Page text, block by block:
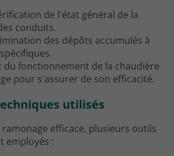
de l'état général de la
conduits.
des dépôts accumulés à
du fonctionnement de la chaudière
pour s'assurer de son efficacité.
utilisés
efficace, plusieurs outils
employés :